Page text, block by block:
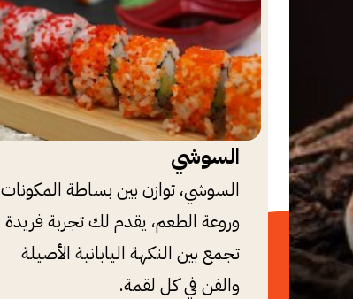
السوشي
السوشي، توازن بين بساطة المكونات
وروعة الطعم، يقدم لك تجربة فريدة
تجمع بين النكهة اليابانية الأصيلة
والفن في كل لقمة.